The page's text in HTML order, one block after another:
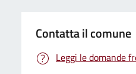
Contatta il comune
Leggi le domande